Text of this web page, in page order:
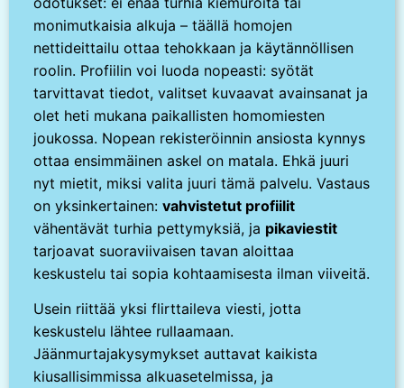
monimutkaisia alkuja – täällä homojen
nettideittailu ottaa tehokkaan ja käytännöllisen
roolin. Profiilin voi luoda nopeasti: syötät
tarvittavat tiedot, valitset kuvaavat avainsanat ja
olet heti mukana paikallisten homomiesten
joukossa. Nopean rekisteröinnin ansiosta kynnys
ottaa ensimmäinen askel on matala. Ehkä juuri
nyt mietit, miksi valita juuri tämä palvelu. Vastaus
on yksinkertainen:vahvistetut profiilit
vähentävät turhia pettymyksiä, ja pikaviestit
tarjoavat suoraviivaisen tavan aloittaa
keskustelu tai sopia kohtaamisesta ilman viiveitä.
Usein riittää yksi flirttaileva viesti, jotta
keskustelu lähtee rullaamaan.
Jäänmurtajakysymykset auttavat kaikista
kiusallisimmissa alkuasetelmissa, ja